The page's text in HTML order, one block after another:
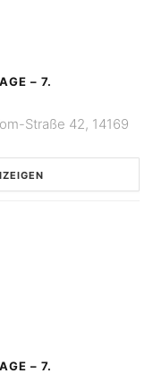
– 7.
Straße 42, 14169
– 7.